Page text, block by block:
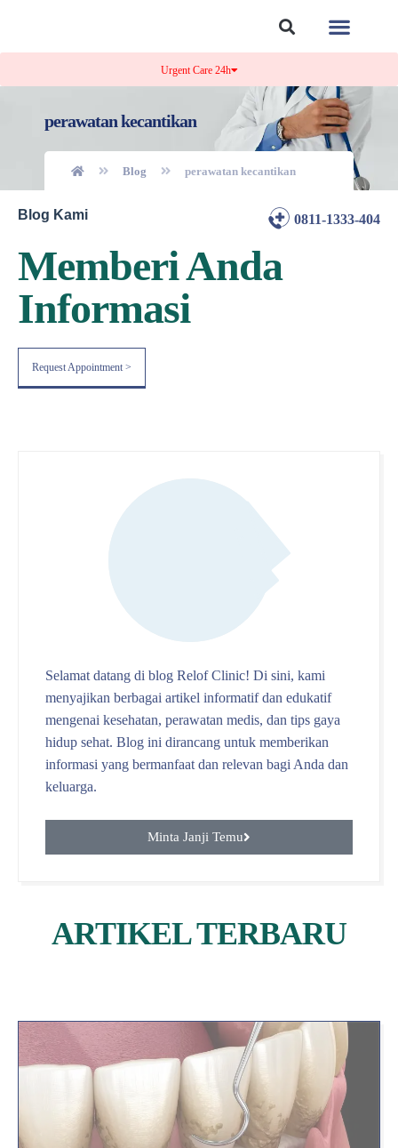
Urgent Care 24h
perawatan kecantikan
Blog perawatan kecantikan
Blog Kami 0811-1333-404
Memberi Anda
Informasi
Request Appointment >
Selamat datang di blog Relof Clinic! Di sini, kami
menyajikan berbagai artikel informatif dan edukatif
mengenai kesehatan, perawatan medis, dan tips gaya
hidup sehat. Blog ini dirancang untuk memberikan
informasi yang bermanfaat dan relevan bagi Anda dan
keluarga.
Minta Janji Temu
ARTIKEL TERBARU